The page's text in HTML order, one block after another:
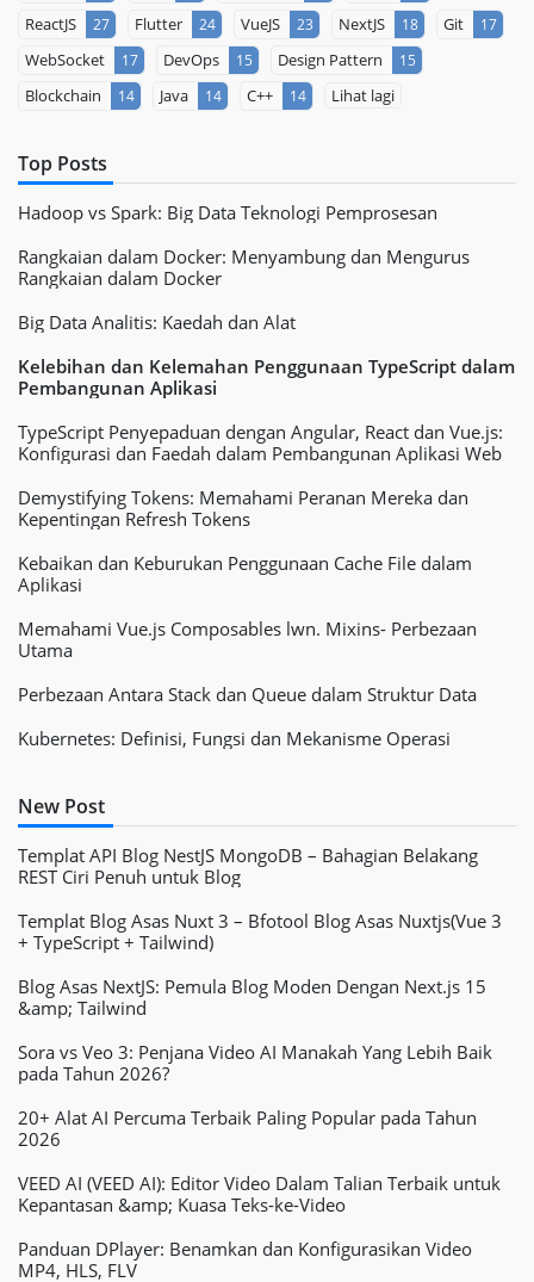
ReactJS 27 Flutter 24 VueJS 23 NextJS 18 Git 17
WebSocket 17 DevOps 15 Design Pattern 15
Blockchain 14 Java 14 C++ 14 Lihat lagi
Top Posts
Hadoop vs Spark: Big Data Teknologi Pemprosesan
Rangkaian dalam Docker: Menyambung dan Mengurus
Rangkaian dalam Docker
Big Data Analitis: Kaedah dan Alat
Kelebihan dan Kelemahan Penggunaan TypeScript dalam
Pembangunan Aplikasi
TypeScript Penyepaduan dengan Angular, React dan Vue.js:
Konfigurasi dan Faedah dalam Pembangunan Aplikasi Web
Demystifying Tokens: Memahami Peranan Mereka dan
Kepentingan Refresh Tokens
Kebaikan dan Keburukan Penggunaan Cache File dalam
Aplikasi
Memahami Vue.js Composables lwn. Mixins- Perbezaan
Utama
Perbezaan Antara Stack dan Queue dalam Struktur Data
Kubernetes: Definisi, Fungsi dan Mekanisme Operasi
New Post
Templat API Blog NestJS MongoDB – Bahagian Belakang
REST Ciri Penuh untuk Blog
Templat Blog Asas Nuxt 3 – Bfotool Blog Asas Nuxtjs(Vue 3
+ TypeScript + Tailwind)
Blog Asas NextJS: Pemula Blog Moden Dengan Next.js 15
&amp; Tailwind
Sora vs Veo 3: Penjana Video AI Manakah Yang Lebih Baik
pada Tahun 2026?
20+ Alat AI Percuma Terbaik Paling Popular pada Tahun
2026
VEED AI (VEED AI): Editor Video Dalam Talian Terbaik untuk
Kepantasan &amp; Kuasa Teks-ke-Video
Panduan DPlayer: Benamkan dan Konfigurasikan Video
MP4, HLS, FLV